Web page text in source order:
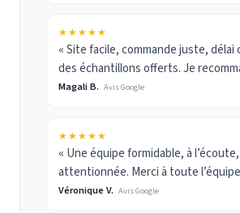
★★★★★
« Site facile, commande juste,
des échantillons offerts. Je
Magali B. Avis Google
★★★★★
« Une équipe formidable, à
attentionnée. Merci à toute
Véronique V. Avis Google